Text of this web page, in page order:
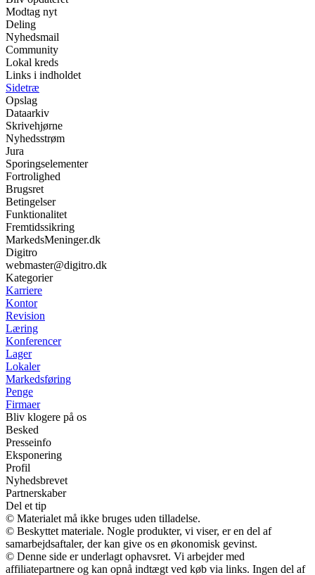
Modtag nyt
Deling
Nyhedsmail
Community
Lokal kreds
Links i indholdet
Sidetræ
Opslag
Dataarkiv
Skrivehjørne
Nyhedsstrøm
Jura
Sporingselementer
Fortrolighed
Brugsret
Betingelser
Funktionalitet
Fremtidssikring
MarkedsMeninger.dk
Digitro
webmaster@digitro.dk
Kategorier
Karriere
Kontor
Revision
Læring
Konferencer
Lager
Lokaler
Markedsføring
Penge
Firmaer
Bliv klogere på os
Besked
Presseinfo
Eksponering
Profil
Nyhedsbrevet
Partnerskaber
Del et tip
© Materialet må ikke bruges uden tilladelse.
© Beskyttet materiale. Nogle produkter, vi viser, er en del af
samarbejdsaftaler, der kan give os en økonomisk gevinst.
© Denne side er underlagt ophavsret. Vi arbejder med
affiliatepartnere og kan opnå indtægt ved køb via links. Ingen del af